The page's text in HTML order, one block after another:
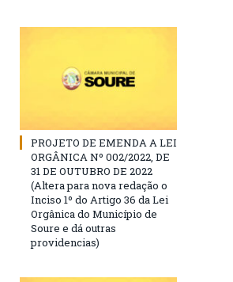
PROJETO DE EMENDA A LEI
ORGÂNICA Nº 002/2022, DE
31 DE OUTUBRO DE 2022
(Altera para nova redação o
Inciso 1º do Artigo 36 da Lei
Orgânica do Município de
Soure e dá outras
providencias)